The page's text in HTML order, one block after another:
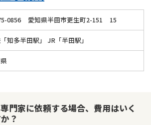
-0856 愛知県半田市更生町2-151 15
知多半田駅」 JR「半田駅」
門家に依頼する場合、費用はいく
？